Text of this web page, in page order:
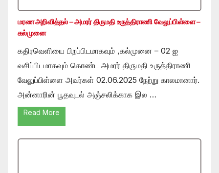
மரண அறிவித்தல் – அமரர் திருமதி உருத்திராணி வேலுப்பிள்ளை –
கல்முனை
கதிரவெளியை பிறப்பிடமாகவும் ,கல்முனை – 02 ஐ
வசிப்பிடமாகவும் கொண்ட அமரர் திருமதி உருத்திராணி
வேலுப்பிள்ளை அவர்கள் 02.06.2025 நேற்று காலமானார்.
அன்னாரின் பூதவுடல் அஞ்சலிக்காக இல …
Read More